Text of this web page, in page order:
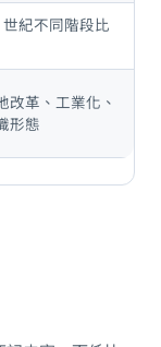
紀不同階段比
改革、工業化、
形態